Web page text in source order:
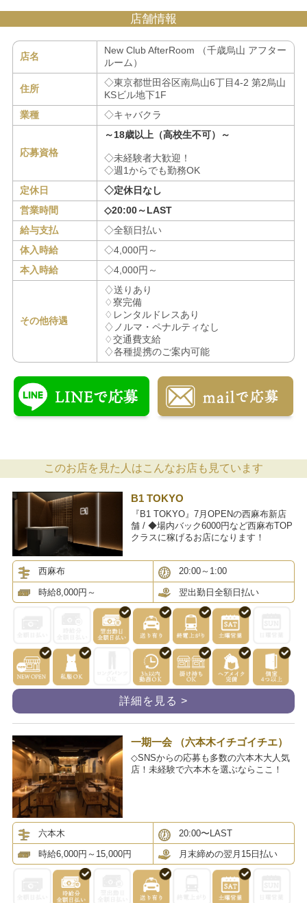
店舗情報
店名
New Club AfterRoom （千歳烏山 アフター
ルーム）
住所
◇東京都世田谷区南烏山6丁目4-2 第2烏山
KSビル地下1F
業種
◇キャバクラ
応募資格
～18歳以上（高校生不可）～
◇未経験者大歓迎！
◇週1からでも勤務OK
定休日
◇定休日なし
営業時間
◇20:00～LAST
給与支払
◇全額日払い
体入時給
◇4,000円～
本入時給
◇4,000円～
その他待遇
♢送りあり
♢寮完備
♢レンタルドレスあり
♢ノルマ・ペナルティなし
♢交通費支給
♢各種提携のご案内可能
このお店を見た人はこんなお店も見ています
B1 TOKYO
『B1 TOKYO』7月OPENの西麻布新店
舗 / ◆場内バック6000円など西麻布TOP
クラスに稼げるお店になります！
西麻布 20:00～1:00
時給8,000円～ 翌出勤日全額日払い
詳細を見る >
一期一会 （六本木イチゴイチエ）
◇SNSからの応募も多数の六本木大人気
店！未経験で六本木を選ぶならここ！
六本木 20:00〜LAST
時給6,000円～15,000円 月末締めの翌月15日払い